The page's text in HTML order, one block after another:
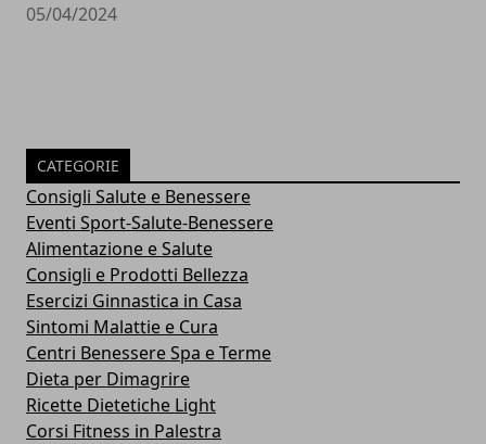
05/04/2024
CATEGORIE
Consigli Salute e Benessere
Eventi Sport-Salute-Benessere
Alimentazione e Salute
Consigli e Prodotti Bellezza
Esercizi Ginnastica in Casa
Sintomi Malattie e Cura
Centri Benessere Spa e Terme
Dieta per Dimagrire
Ricette Dietetiche Light
Corsi Fitness in Palestra